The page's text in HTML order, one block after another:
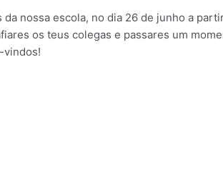
nossa escola, no dia 26 de junho a
os teus colegas e passares um
vindos!